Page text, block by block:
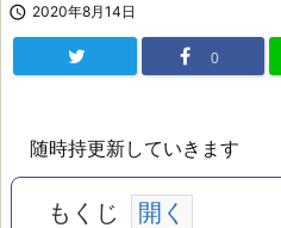
 2020年8月14日
0
随時持更新していきます
もくじ